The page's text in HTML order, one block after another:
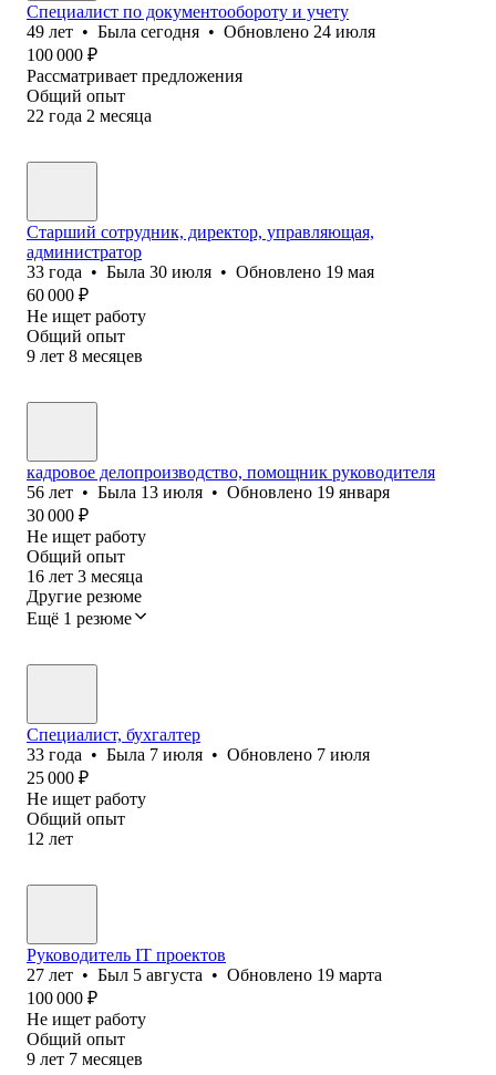
Специалист по документообороту и учету
49 лет • Была сегодня • Обновлено 24 июля
100 000 ₽
Рассматривает предложения
Общий опыт
22 года 2 месяца
Старший сотрудник, директор, управляющая,
администратор
33 года • Была 30 июля • Обновлено 19 мая
60 000 ₽
Не ищет работу
Общий опыт
9 лет 8 месяцев
кадровое делопроизводство, помощник руководителя
56 лет • Была 13 июля • Обновлено 19 января
30 000 ₽
Не ищет работу
Общий опыт
16 лет 3 месяца
Другие резюме
Ещё 1 резюме
Специалист, бухгалтер
33 года • Была 7 июля • Обновлено 7 июля
25 000 ₽
Не ищет работу
Общий опыт
12 лет
Руководитель IT проектов
27 лет • Был 5 августа • Обновлено 19 марта
100 000 ₽
Не ищет работу
Общий опыт
9 лет 7 месяцев